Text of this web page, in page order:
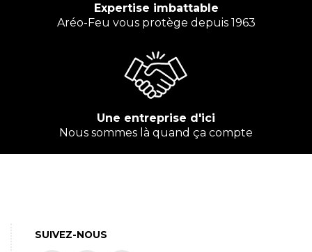
Expertise imbattable
Aréo-Feu vous protège depuis 1963
Une entreprise d'ici
Nous sommes là quand ça compte
SUIVEZ-NOUS